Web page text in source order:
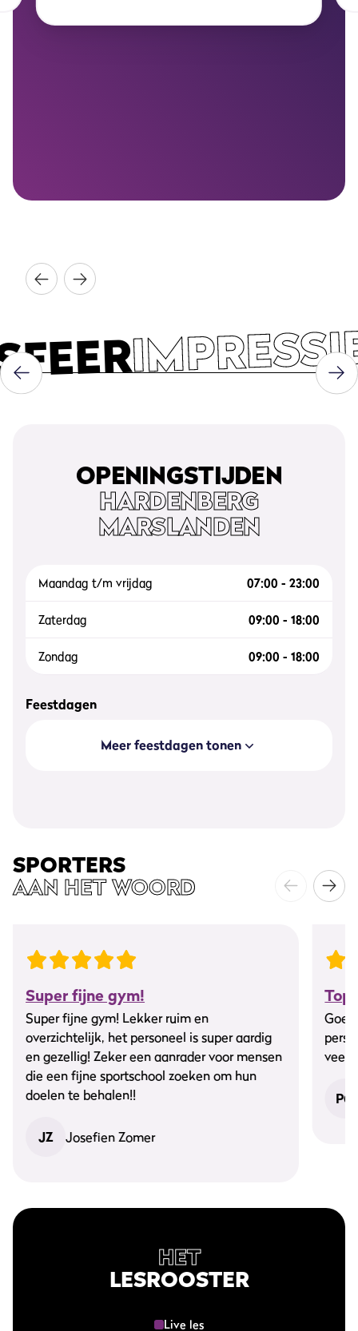
OPENINGSTIJDEN
HARDENBERG
MARSLANDEN
Maandag t/m vrijdag 07:00 - 23:00
Zaterdag 09:00 - 18:00
Zondag 09:00 - 18:00
Feestdagen
Meer feestdagen tonen
SPORTERS
AAN HET WOORD
Super fijne gym!
Super fijne gym! Lekker ruim en
overzichtelijk, het personeel is super aardig
en gezellig! Zeker een aanrader voor mensen
die een fijne sportschool zoeken om hun
doelen te behalen!!
JZ Josefien Zomer
Top
veel
PO
HET
LESROOSTER
Live les